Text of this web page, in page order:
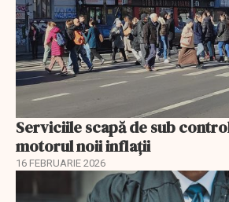
Serviciile scapă de sub
motorul noii inflații
16 FEBRUARIE 2026